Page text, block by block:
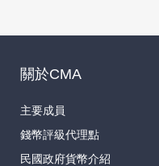
關於CMA
主要成員
錢幣評級代理點
民國政府貨幣介紹